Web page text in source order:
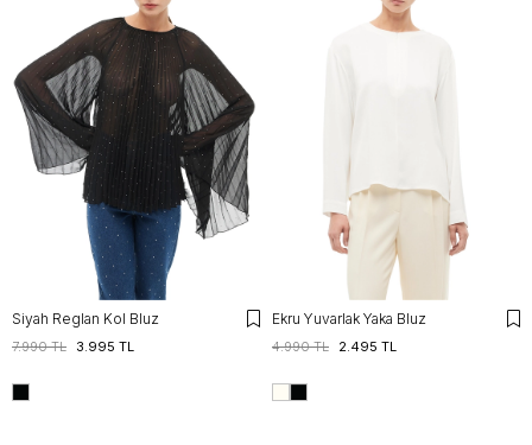
Siyah Reglan Kol Bluz
3.995 TL
7.990 TL
Ekru Yuvarlak Yaka Bluz
2.495 TL
4.990 TL